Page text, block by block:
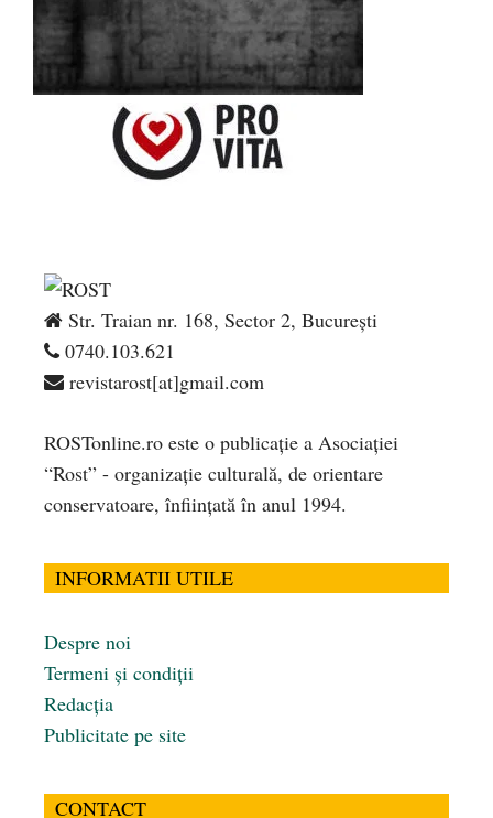
Str. Traian nr. 168, Sector 2, București
0740.103.621
revistarost[at]gmail.com
ROSTonline.ro este o publicaţie a Asociaţiei
“Rost” - organizaţie culturală, de orientare
conservatoare, înfiinţată în anul 1994.
INFORMATII UTILE
Despre noi
Termeni și condiții
Redacția
Publicitate pe site
CONTACT